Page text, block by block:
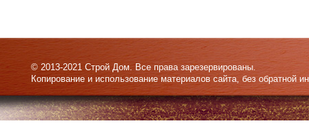
© 2013-2021 Строй Дом. Все права зарезервированы.
Копирование и использование материалов сайта, без обратной